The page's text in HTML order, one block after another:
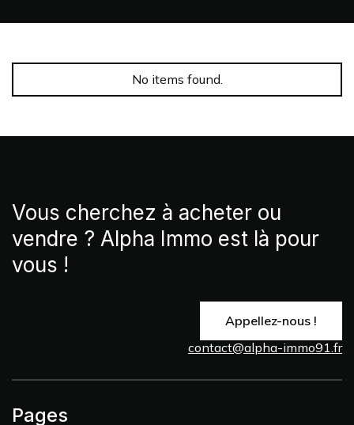
No items found.
Vous cherchez à acheter ou
vendre ? Alpha Immo est là pour
vous !
Appellez-nous !
contact@alpha-immo91.fr
Pages